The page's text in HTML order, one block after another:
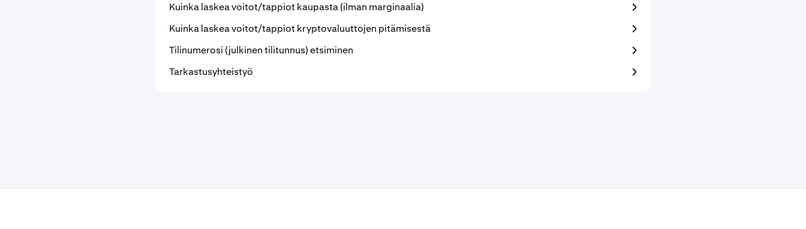
Kuinka laskea voitot/tappiot kaupasta (ilman marginaalia)
Kuinka laskea voitot/tappiot kryptovaluuttojen pitämisestä
Tilinumerosi (julkinen tilitunnus) etsiminen
Tarkastusyhteistyö